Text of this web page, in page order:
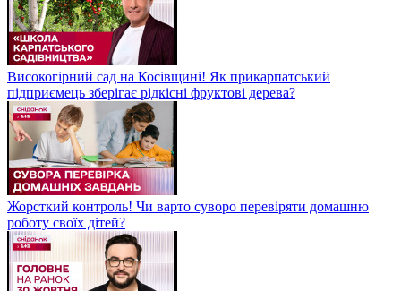
Високогірний сад на Косівщині! Як прикарпатський
підприємець зберігає рідкісні фруктові дерева?
Жорсткий контроль! Чи варто суворо перевіряти домашню
роботу своїх дітей?